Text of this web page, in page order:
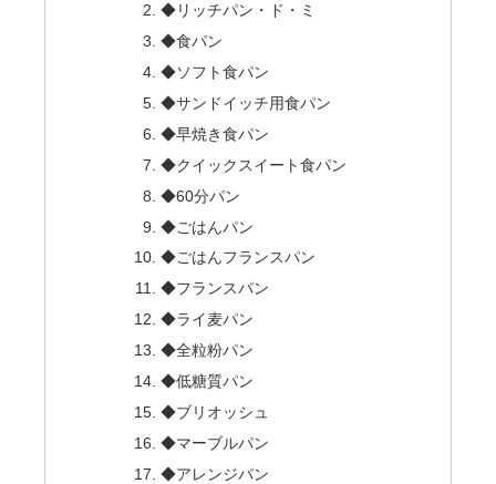
◆リッチパン・ド・ミ
◆食パン
◆ソフト食パン
◆サンドイッチ用食パン
◆早焼き食パン
◆クイックスイート食パン
◆60分パン
◆ごはんパン
◆ごはんフランスパン
◆フランスパン
◆ライ麦パン
◆全粒粉パン
◆低糖質パン
◆ブリオッシュ
◆マーブルパン
◆アレンジパン